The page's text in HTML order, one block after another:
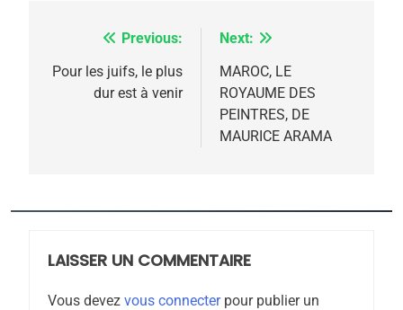
Navigation
de
Previous:
Pour les juifs, le plus
dur est à venir
Next:
MAROC, LE
ROYAUME DES
PEINTRES, DE
MAURICE ARAMA
LAISSER UN COMMENTAIRE
Vous devez vous connecterpour publier un
FIÈRE, DIGNE ET RÉSILIENTE :
POURQUOI JE REVENDIQUE
MA JUDAÏTE par Thérèse
Zrihen-Dvir
ISRAÉL JUDAISME
JUDAISME
8
Tafraout, le miel de Tadla